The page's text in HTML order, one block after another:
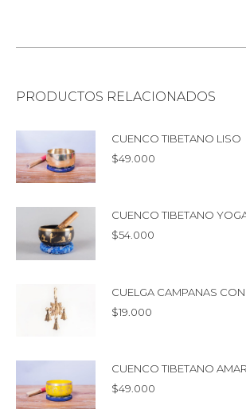
PRODUCTOS RELACIONADOS
CUENCO TIBETANO LISO
$49.000
CUENCO TIBETANO
$54.000
CUELGA CAMPANAS
$19.000
CUENCO TIBETANO
$49.000